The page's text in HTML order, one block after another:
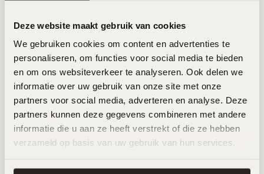
Deze website maakt gebruik van cookies
We gebruiken cookies om content en advertenties te
personaliseren, om functies voor social media te bieden
en om ons websiteverkeer te analyseren. Ook delen we
informatie over uw gebruik van onze site met onze
partners voor social media, adverteren en analyse. Deze
partners kunnen deze gegevens combineren met andere
informatie die u aan ze heeft verstrekt of die ze hebben
verzameld op basis van uw gebruik van hun services.
showroom in Roden. Stap binnen en laat je
Japandi Stijl keukens. In onze showroom brengen
we jouw keukendromen tot leven.
Plan een afspraak